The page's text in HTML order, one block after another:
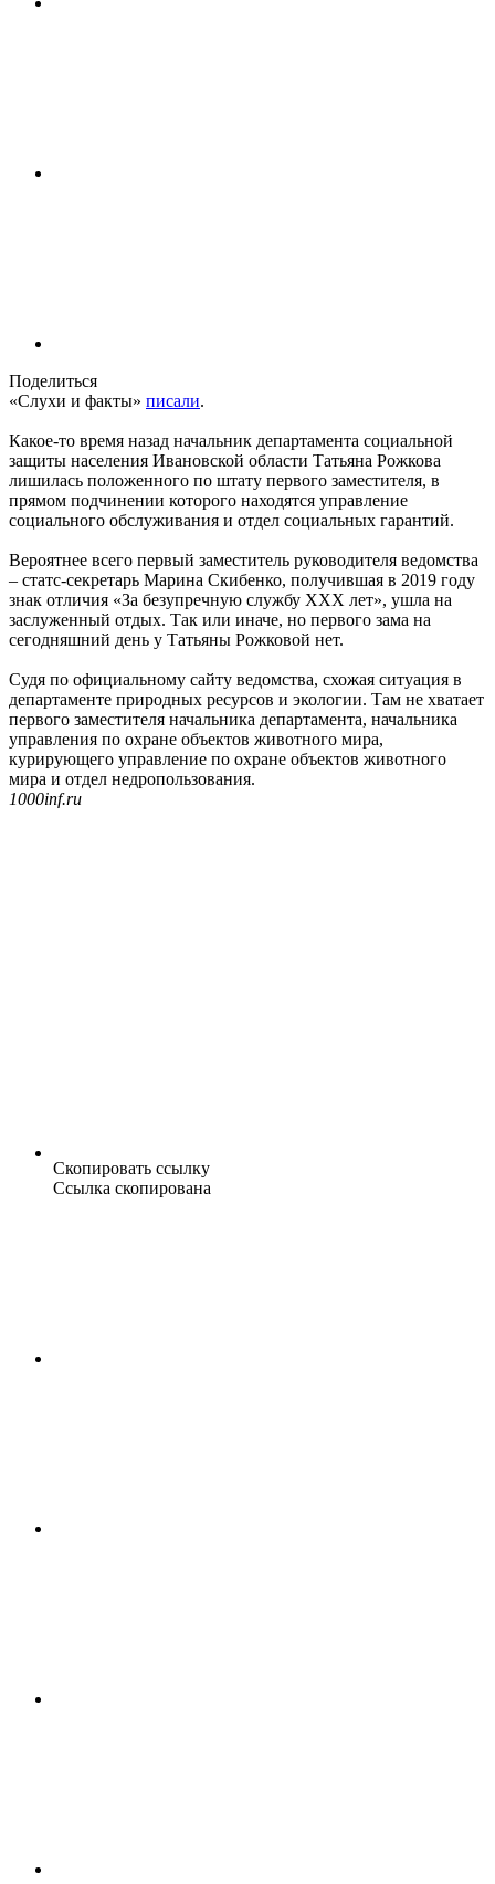
Поделиться
«Слухи и факты» писали.
Какое-то время назад начальник департамента социальной
защиты населения Ивановской области Татьяна Рожкова
лишилась положенного по штату первого заместителя, в
прямом подчинении которого находятся управление
социального обслуживания и отдел социальных гарантий.
Вероятнее всего первый заместитель руководителя ведомства
– статс-секретарь Марина Скибенко, получившая в 2019 году
знак отличия «За безупречную службу ХХХ лет», ушла на
заслуженный отдых. Так или иначе, но первого зама на
сегодняшний день у Татьяны Рожковой нет.
Судя по официальному сайту ведомства, схожая ситуация в
департаменте природных ресурсов и экологии. Там не хватает
первого заместителя начальника департамента, начальника
управления по охране объектов животного мира,
курирующего управление по охране объектов животного
мира и отдел недропользования.
1000inf.ru
Скопировать ссылку
Ссылка скопирована